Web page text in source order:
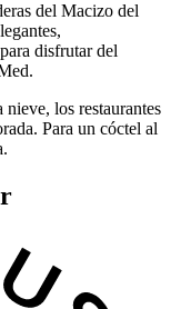
del Macizo del
disfrutar del
los restaurantes
Para un cóctel al